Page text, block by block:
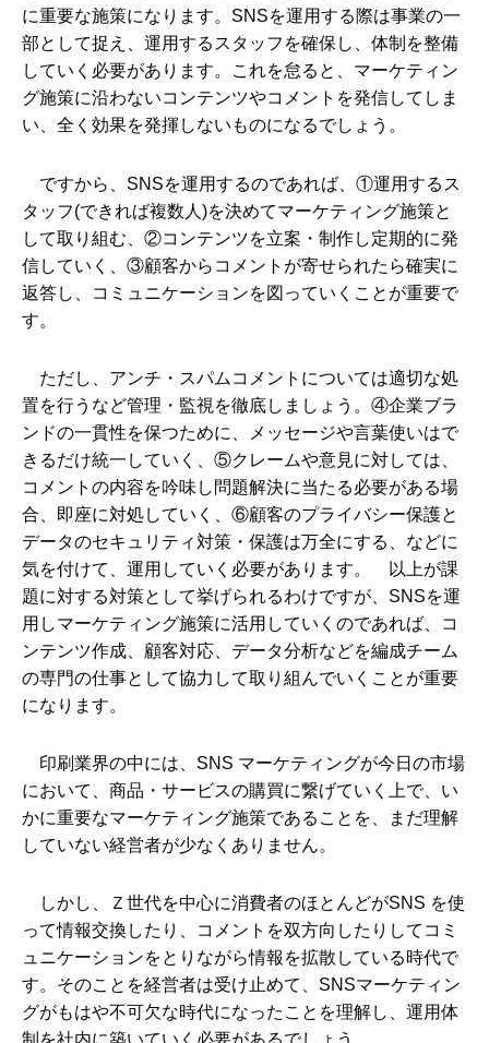
に重要な施策になります。SNSを運用する際は事業の一
部として捉え、運用するスタッフを確保し、体制を整備
していく必要があります。これを怠ると、マーケティン
グ施策に沿わないコンテンツやコメントを発信してしま
い、全く効果を発揮しないものになるでしょう。
ですから、SNSを運用するのであれば、①運用するス
タッフ(できれば複数人)を決めてマーケティング施策と
して取り組む、②コンテンツを立案・制作し定期的に発
信していく、③顧客からコメントが寄せられたら確実に
返答し、コミュニケーションを図っていくことが重要で
す。
ただし、アンチ・スパムコメントについては適切な処
置を行うなど管理・監視を徹底しましょう。④企業ブラ
ンドの一貫性を保つために、メッセージや言葉使いはで
きるだけ統一していく、⑤クレームや意見に対しては、
コメントの内容を吟味し問題解決に当たる必要がある場
合、即座に対処していく、⑥顧客のプライバシー保護と
データのセキュリティ対策・保護は万全にする、などに
気を付けて、運用していく必要があります。 以上が課
題に対する対策として挙げられるわけですが、SNSを運
用しマーケティング施策に活用していくのであれば、コ
ンテンツ作成、顧客対応、データ分析などを編成チーム
の専門の仕事として協力して取り組んでいくことが重要
になります。
印刷業界の中には、SNS マーケティングが今日の市場
において、商品・サービスの購買に繋げていく上で、い
かに重要なマーケティング施策であることを、まだ理解
していない経営者が少なくありません。
しかし、Ｚ世代を中心に消費者のほとんどがSNS を使
って情報交換したり、コメントを双方向したりしてコミ
ュニケーションをとりながら情報を拡散している時代で
す。そのことを経営者は受け止めて、SNSマーケティン
グがもはや不可欠な時代になったことを理解し、運用体
制を社内に築いていく必要があるでしょう。